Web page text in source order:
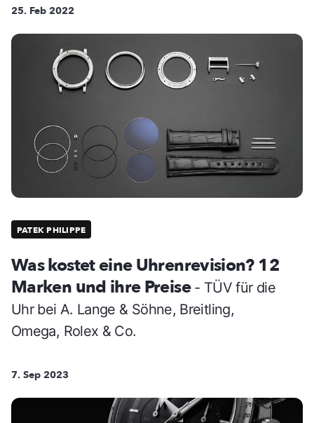
25. Feb 2022
PATEK PHILIPPE
Was kostet eine Uhrenrevision? 12
Marken und ihre Preise - TÜV für die
Uhr bei A. Lange & Söhne, Breitling,
Omega, Rolex & Co.
7. Sep 2023